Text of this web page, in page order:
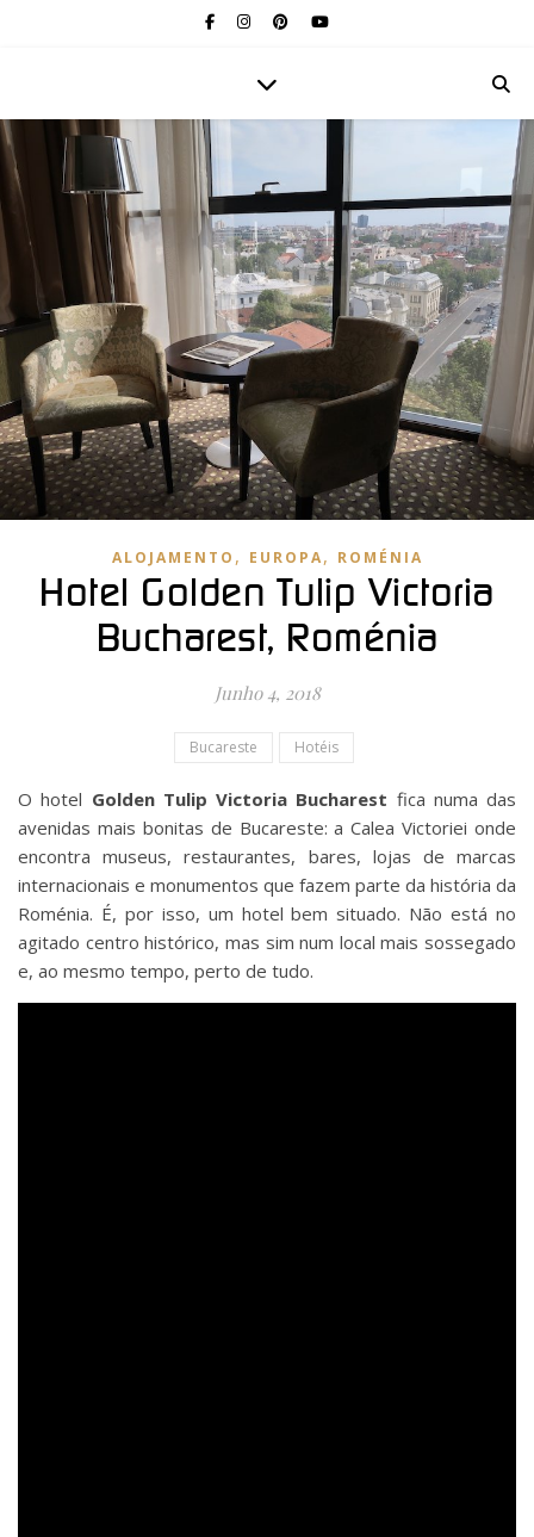
ALOJAMENTO , EUROPA, ROMÉNIA
Hotel Golden Tulip Victoria
Bucharest, Roménia
Junho 4, 2018
Bucareste Hotéis
O hotel Golden Tulip Victoria Bucharest fica numa das
avenidas mais bonitas de Bucareste: a Calea Victoriei onde
encontra museus, restaurantes, bares, lojas de marcas
internacionais e monumentos que fazem parte da história da
Roménia. É, por isso, um hotel bem situado. Não está no
agitado centro histórico, mas sim num local mais sossegado
e, ao mesmo tempo, perto de tudo.